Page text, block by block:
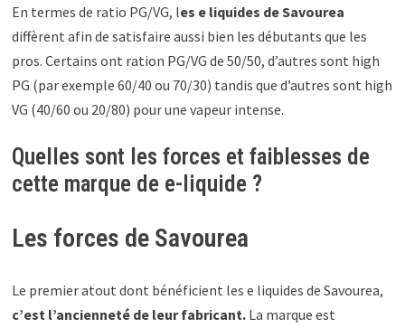
En termes de ratio PG/VG, les e liquides de Savourea
diffèrent afin de satisfaire aussi bien les débutants que les
pros. Certains ont ration PG/VG de 50/50, d’autres sont high
PG (par exemple 60/40 ou 70/30) tandis que d’autres sont high
VG (40/60 ou 20/80) pour une vapeur intense.
Quelles sont les forces et faiblesses de
cette marque de e-liquide ?
Les forces de Savourea
Le premier atout dont bénéficient les e liquides de Savourea,
c’est l’ancienneté de leur fabricant. La marque est